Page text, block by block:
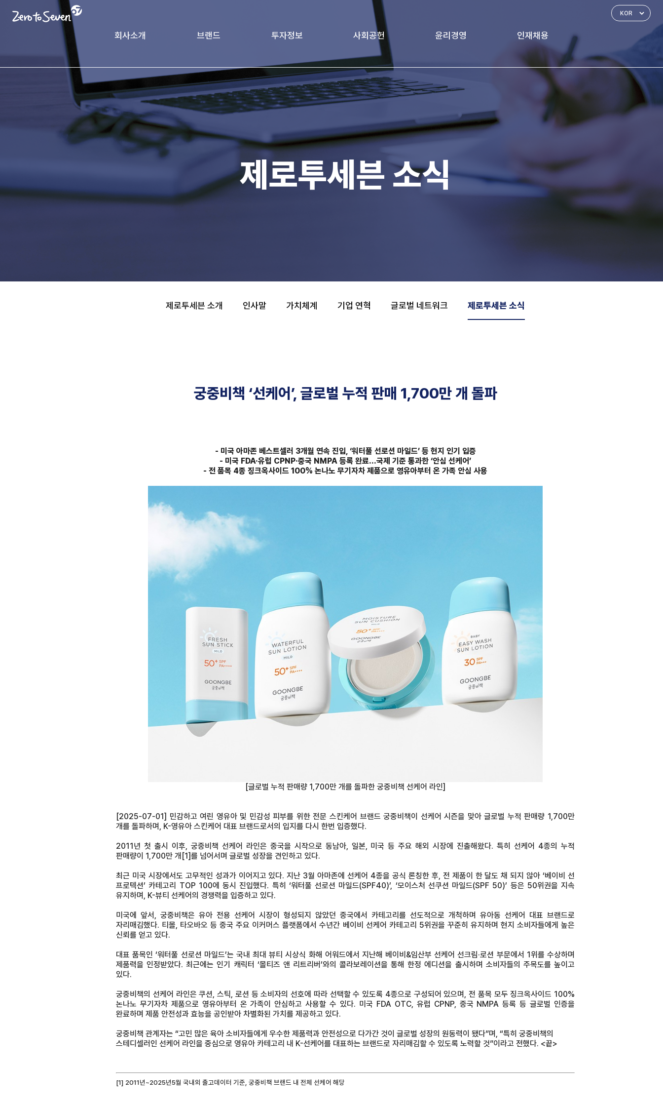
회사소개
제로투세븐 소개
인사말
가치체계
브랜드
궁중비책
CK Package
투자정보
재무정보
IR 자료실
사회공헌
Love Project
가족친화경영문화
윤리경영
신고하기
인재채용
채용공고
제로투세븐 소식
제로투세븐 소개 인사말 가치체계 기업 연혁 글로벌 네트워크 제로투세븐 소식
궁중비책 ‘선케어’, 글로벌 누적 판매 1,700만 개 돌파
- 미국 아마존 베스트셀러 3개월 연속 진입, ‘워터풀 선로션 마일드’ 등 현지 인기 입증
- 미국 FDA·유럽 CPNP·중국 NMPA 등록 완료…국제 기준 통과한 ‘안심 선케어’
- 전 품목 4종 징크옥사이드 100% 논나노 무기자차 제품으로 영유아부터 온 가족 안심 사용
[글로벌 누적 판매량 1,700만 개를 돌파한 궁중비책 선케어 라인]
[2025-07-01] 민감하고 여린 영유아 및 민감성 피부를 위한 전문 스킨케어 브랜드 궁중비책이 선케어 시즌을 맞아 글로벌 누적 판매량 1,700만
개를 돌파하며, K-영유아 스킨케어 대표 브랜드로서의 입지를 다시 한번 입증했다.
2011년 첫 출시 이후, 궁중비책 선케어 라인은 중국을 시작으로 동남아, 일본, 미국 등 주요 해외 시장에 진출해왔다. 특히 선케어 4종의 누적
판매량이 1,700만 개 [1]를 넘어서며 글로벌 성장을 견인하고 있다.
최근 미국 시장에서도 고무적인 성과가 이어지고 있다. 지난 3월 아마존에 선케어 4종을 공식 론칭한 후, 전 제품이 한 달도 채 되지 않아 ‘베이비 선
프로텍션’ 카테고리 TOP 100에 동시 진입했다. 특히 ‘워터풀 선로션 마일드(SPF40)’, ‘모이스처 선쿠션 마일드(SPF 50)’ 등은 50위권을 지속
유지하며, K-뷰티 선케어의 경쟁력을 입증하고 있다.
미국에 앞서, 궁중비책은 유아 전용 선케어 시장이 형성되지 않았던 중국에서 카테고리를 선도적으로 개척하며 유아동 선케어 대표 브랜드로
자리매김했다. 티몰, 타오바오 등 중국 주요 이커머스 플랫폼에서 수년간 베이비 선케어 카테고리 5위권을 꾸준히 유지하며 현지 소비자들에게 높은
신뢰를 얻고 있다.
대표 품목인 ‘워터풀 선로션 마일드’는 국내 최대 뷰티 시상식 화해 어워드에서 지난해 베이비&임산부 선케어 선크림·로션 부문에서 1위를 수상하며
제품력을 인정받았다. 최근에는 인기 캐릭터 ‘몰티즈 앤 리트리버’와의 콜라보레이션을 통해 한정 에디션을 출시하며 소비자들의 주목도를 높이고
있다.
궁중비책의 선케어 라인은 쿠션, 스틱, 로션 등 소비자의 선호에 따라 선택할 수 있도록 4종으로 구성되어 있으며, 전 품목 모두 징크옥사이드 100%
논나노 무기자차 제품으로 영유아부터 온 가족이 안심하고 사용할 수 있다. 미국 FDA OTC, 유럽 CPNP, 중국 NMPA 등록 등 글로벌 인증을
완료하며 제품 안전성과 효능을 공인받아 차별화된 가치를 제공하고 있다.
궁중비책 관계자는 “고민 많은 육아 소비자들에게 우수한 제품력과 안전성으로 다가간 것이 글로벌 성장의 원동력이 됐다”며, “특히 궁중비책의
스테디셀러인 선케어 라인을 중심으로 영유아 카테고리 내 K-선케어를 대표하는 브랜드로 자리매김할 수 있도록 노력할 것”이라고 전했다. <끝>
[1] 2011년~2025년5월 국내외 출고데이터 기준, 궁중비책 브랜드 내 전체 선케어 해당